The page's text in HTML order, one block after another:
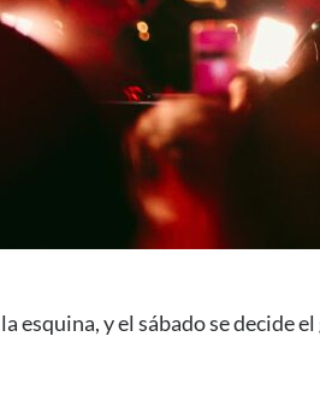
esquina, y el sábado se decide